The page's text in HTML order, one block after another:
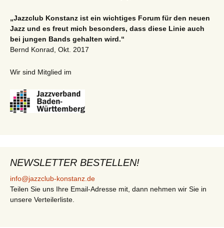
„Jazzclub Konstanz ist ein wichtiges Forum für den neuen
Jazz und es freut mich besonders, dass diese Linie auch
bei jungen Bands gehalten wird.“
Bernd Konrad, Okt. 2017
Wir sind Mitglied im
NEWSLETTER BESTELLEN!
info@jazzclub-konstanz.de
Teilen Sie uns Ihre Email-Adresse mit, dann nehmen wir Sie in
unsere Verteilerliste.